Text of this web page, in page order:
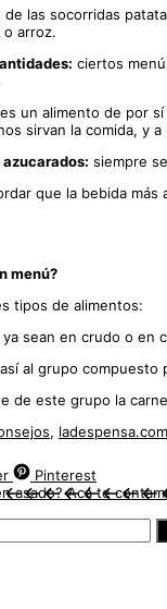
de las socorridas
o arroz.
ciertos
un alimento de por
sirvan la comida, y
siempre
que la bebida
menú?
tipos de alimentos:
ya sean en crudo o en
así al grupo
de este grupo la
,
Pinterest
asado? Acá te